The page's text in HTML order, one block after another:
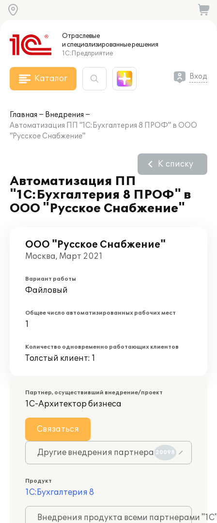
Отраслевые
и специализированныерешения
1С:Предприятие
Каталог Вход
Главная
Внедрения
Автоматизация ПП "1С:Бухгалтерия 8 ПРОФ" в ООО
"Русское Снабжение"
Автоматизация ПП
"1С:Бухгалтерия 8 ПРОФ" в
ООО "Русское Снабжение"
К списку
ООО "Русское Снабжение"
Москва, Март 2021
Вариант работы
Файловый
Общее число автоматизированных рабочих мест
1
Количество одновременно работающих клиентов
Толстый клиент: 1
Партнер, осуществивший внедрение/проект
1С-Архитектор бизнеса
Связаться
Другие внедрения партнера 20098
Продукт
1С:Бухгалтерия 8
Внедрения продукта всеми партнерами